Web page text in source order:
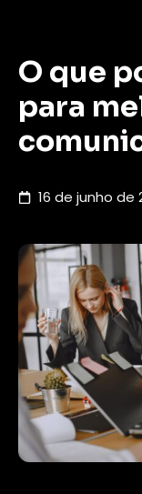
O que
para
16 de junho de